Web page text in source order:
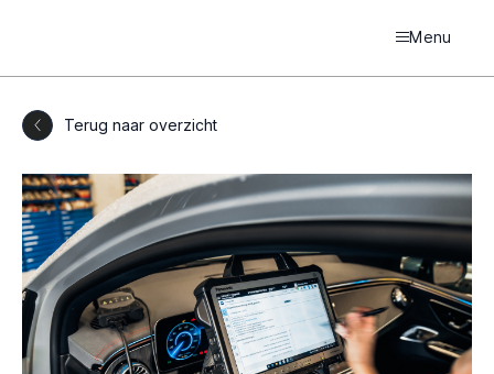
Menu
Terug naar overzicht